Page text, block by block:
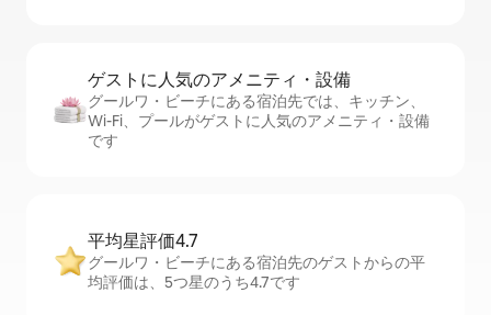
ゲストに人⁠気⁠のア⁠メ⁠ニ⁠テ⁠ィ・設⁠備
グールワ・ビーチにある宿泊先では、キッチン、
Wi-Fi、プールがゲストに人気のアメニティ・設備
です
平均星評価4.7
グールワ・ビーチにある宿泊先のゲストからの平
均評価は、5つ星のうち4.7です